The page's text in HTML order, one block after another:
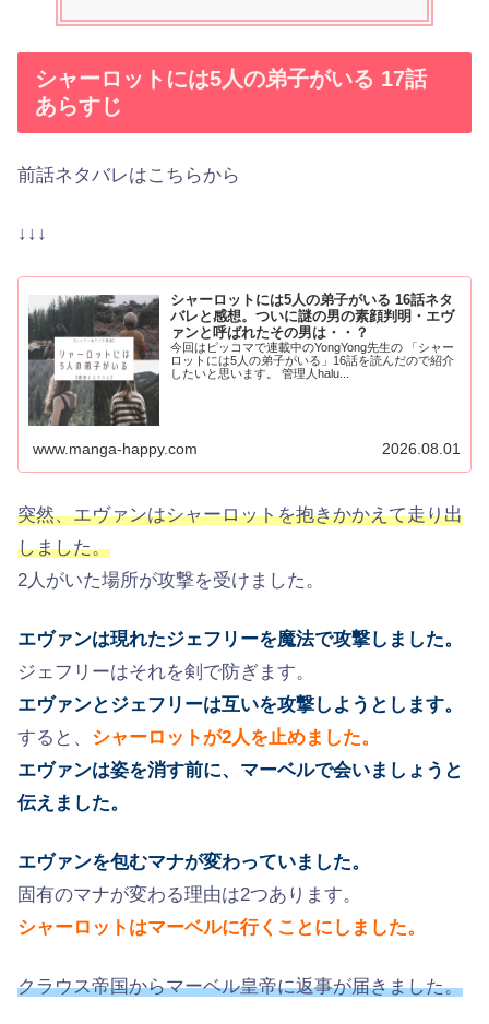
シャーロットには5人の弟子がいる 17話
あらすじ
前話ネタバレはこちらから
↓↓↓
シャーロットには5人の弟子がいる 16話ネタ
バレと感想。ついに謎の男の素顔判明・エヴ
ァンと呼ばれたその男は・・？
今回はピッコマで連載中のYongYong先生の 「シャー
ロットには5人の弟子がいる」16話を読んだので紹介
したいと思います。 管理人halu...
www.manga-happy.com 2026.08.01
突然、エヴァンはシャーロットを抱きかかえて走り出
しました。
2人がいた場所が攻撃を受けました。
エヴァンは現れたジェフリーを魔法で攻撃しました。
ジェフリーはそれを剣で防ぎます。
エヴァンとジェフリーは互いを攻撃しようとします。
すると、 シャーロットが2人を止めました。
エヴァンは姿を消す前に、マーベルで会いましょうと
伝えました。
エヴァンを包むマナが変わっていました。
固有のマナが変わる理由は2つあります。
シャーロットはマーベルに行くことにしました。
クラウス帝国からマーベル皇帝に返事が届きました。